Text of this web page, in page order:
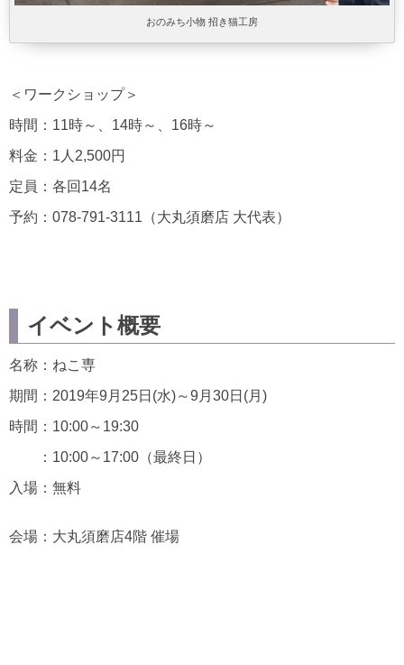
おのみち小物 招き猫工房
＜ワークショップ＞
時間：11時～、14時～、16時～
料金：1人2,500円
定員：各回14名
予約：078-791-3111（大丸須磨店 大代表）
イベント概要
名称：ねこ専
期間：2019年9月25日(水)～9月30日(月)
時間：10:00～19:30
：10:00～17:00（最終日）
入場：無料
会場：大丸須磨店4階 催場